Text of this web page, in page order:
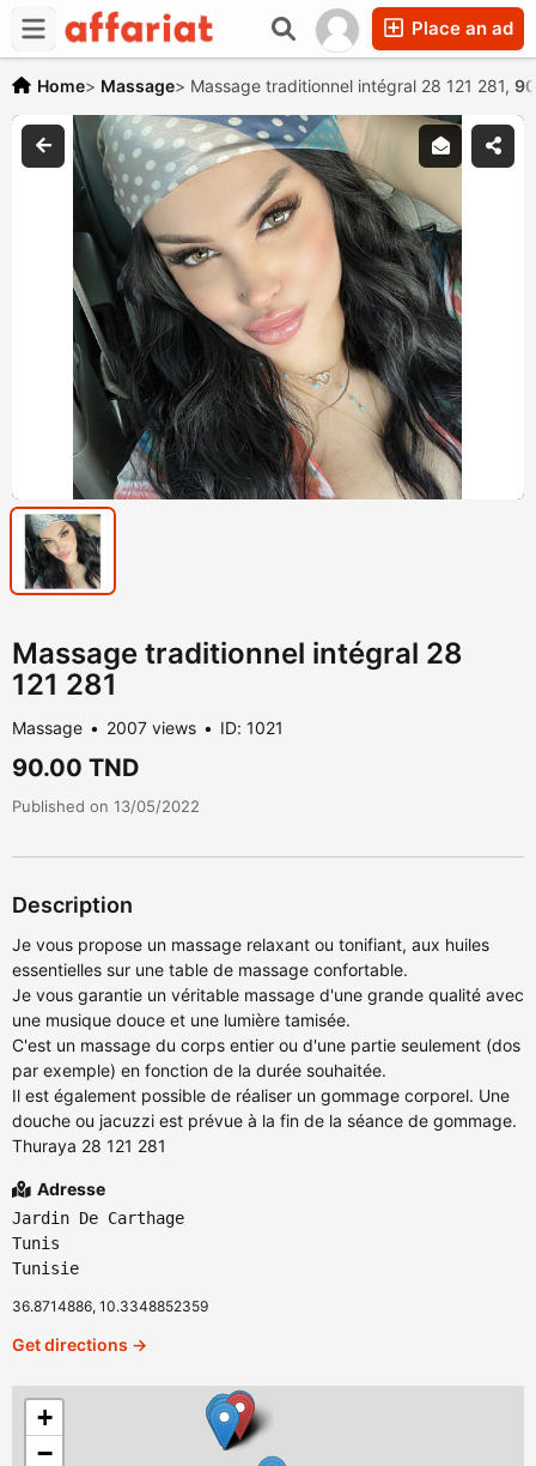
Place an ad
Home> Massage> Massage traditionnel intégral 28 121 281,
Massage traditionnel intégral 28
121 281
Massage 2007 views ID: 1021
90.00 TND
Published on 13/05/2022
Description
Je vous propose un massage relaxant ou tonifiant, aux huiles
essentielles sur une table de massage confortable.
Je vous garantie un véritable massage d'une grande qualité avec
une musique douce et une lumière tamisée.
C'est un massage du corps entier ou d'une partie seulement (dos
par exemple) en fonction de la durée souhaitée.
Il est également possible de réaliser un gommage corporel. Une
douche ou jacuzzi est prévue à la fin de la séance de gommage.
Thuraya 28 121 281
Adresse
Jardin De Carthage
Tunis
Tunisie
36.8714886, 10.3348852359
Get directions →
+
−